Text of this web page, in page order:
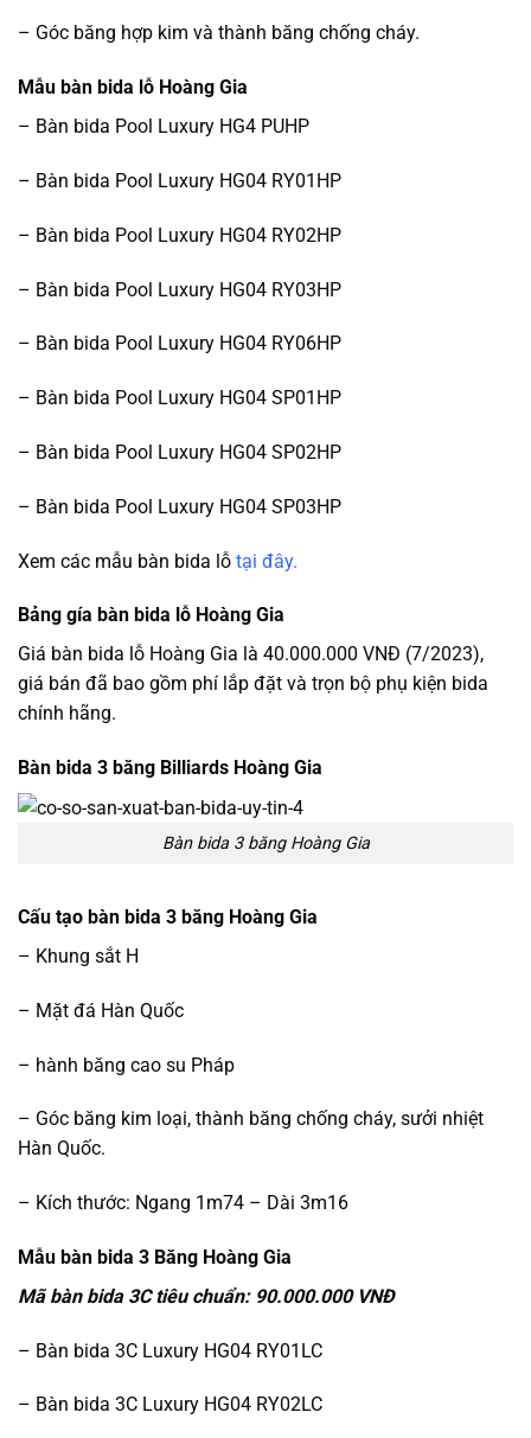
– Góc băng hợp kim và thành băng chống cháy.
Mẫu bàn bida lỗ Hoàng Gia
– Bàn bida Pool Luxury HG4 PUHP
– Bàn bida Pool Luxury HG04 RY01HP
– Bàn bida Pool Luxury HG04 RY02HP
– Bàn bida Pool Luxury HG04 RY03HP
– Bàn bida Pool Luxury HG04 RY06HP
– Bàn bida Pool Luxury HG04 SP01HP
– Bàn bida Pool Luxury HG04 SP02HP
– Bàn bida Pool Luxury HG04 SP03HP
Xem các mẫu bàn bida lỗ tại đây.
Bảng gía bàn bida lỗ Hoàng Gia
Giá bàn bida lỗ Hoàng Gia là 40.000.000 VNĐ (7/2023),
giá bán đã bao gồm phí lắp đặt và trọn bộ phụ kiện bida
chính hãng.
Bàn bida 3 băng Billiards Hoàng Gia
Bàn bida 3 băng Hoàng Gia
Cấu tạo bàn bida 3 băng Hoàng Gia
– Khung sắt H
– Mặt đá Hàn Quốc
– hành băng cao su Pháp
– Góc băng kim loại, thành băng chống cháy, sưởi nhiệt
Hàn Quốc.
– Kích thước: Ngang 1m74 – Dài 3m16
Mẫu bàn bida 3 Băng Hoàng Gia
Mã bàn bida 3C tiêu chuẩn: 90.000.000 VNĐ
– Bàn bida 3C Luxury HG04 RY01LC
– Bàn bida 3C Luxury HG04 RY02LC